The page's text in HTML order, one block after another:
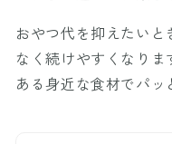
おやつ代を抑えたい
なく続けやすくなり
ある身近な食材でパッ